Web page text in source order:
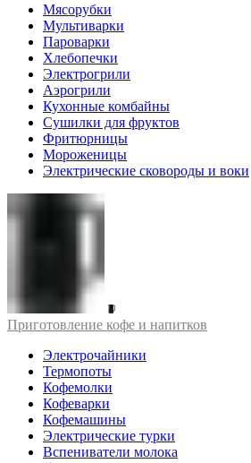
Мясорубки
Мультиварки
Пароварки
Хлебопечки
Электрогрили
Аэрогрили
Кухонные комбайны
Сушилки для фруктов
Фритюрницы
Мороженицы
Электрические сковороды и воки
Приготовление кофе и напитков
Электрочайники
Термопоты
Кофемолки
Кофеварки
Кофемашины
Электрические турки
Вспениватели молока